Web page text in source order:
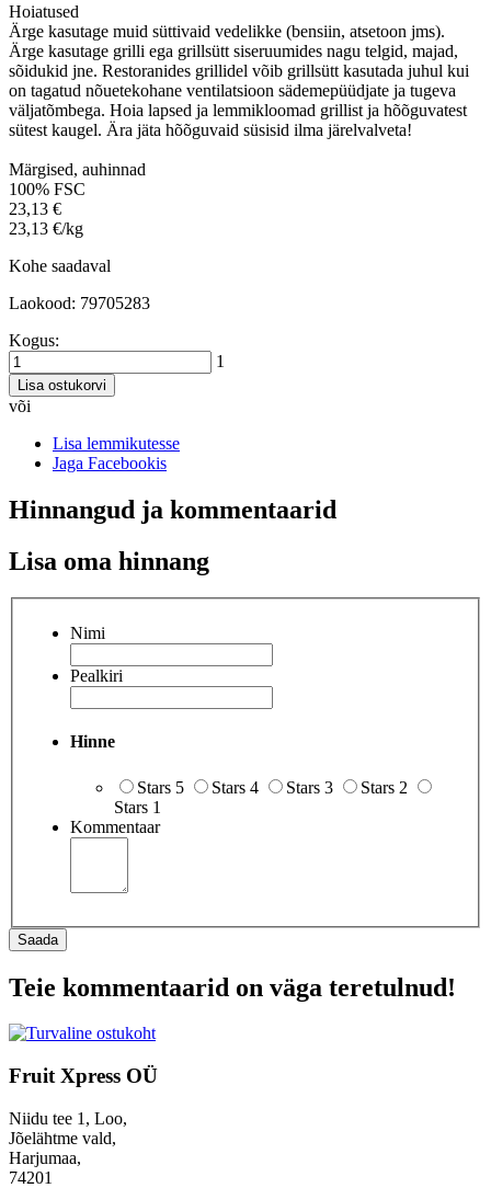
Hoiatused
Ärge kasutage muid süttivaid vedelikke (bensiin, atsetoon jms).
Ärge kasutage grilli ega grillsütt siseruumides nagu telgid, majad,
sõidukid jne. Restoranides grillidel võib grillsütt kasutada juhul kui
on tagatud nõuetekohane ventilatsioon sädemepüüdjate ja tugeva
väljatõmbega. Hoia lapsed ja lemmikloomad grillist ja hõõguvatest
sütest kaugel. Ära jäta hõõguvaid süsisid ilma järelvalveta!
Märgised, auhinnad
100% FSC
23,13 €
23,13 €/kg
Kohe saadaval
Laokood: 79705283
Kogus:
1
Lisa ostukorvi
või
Lisa lemmikutesse
Jaga Facebookis
Hinnangud ja kommentaarid
Lisa oma hinnang
Nimi
Pealkiri
Hinne
Stars 5 Stars 4 Stars 3
Stars 2
Stars 1
Kommentaar
Saada
Teie kommentaarid on väga teretulnud!
Fruit Xpress OÜ
Niidu tee 1, Loo,
Jõelähtme vald,
Harjumaa,
74201